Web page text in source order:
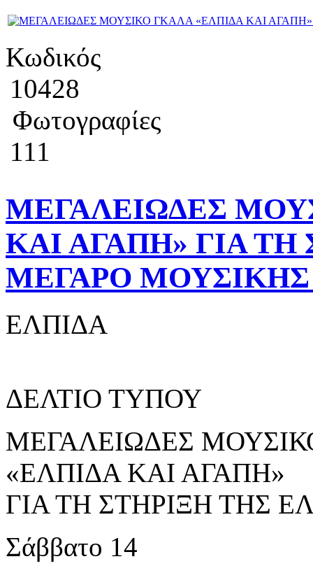
Κωδικός
10428
Φωτογραφίες
111
ΜΕΓΑΛΕΙΩΔΕΣ
ΚΑΙ ΑΓΑΠΗ» ΓΙΑ
ΜΕΓΑΡΟ
ΕΛΠΙΔΑ
ΔΕΛΤΙΟ ΤΥΠΟΥ
ΜΕΓΑΛΕΙΩΔΕΣ
«ΕΛΠΙΔΑ ΚΑΙ ΑΓΑΠΗ»
ΓΙΑ ΤΗ ΣΤΗΡΙΞΗ ΤΗΣ
Σάββατο 14